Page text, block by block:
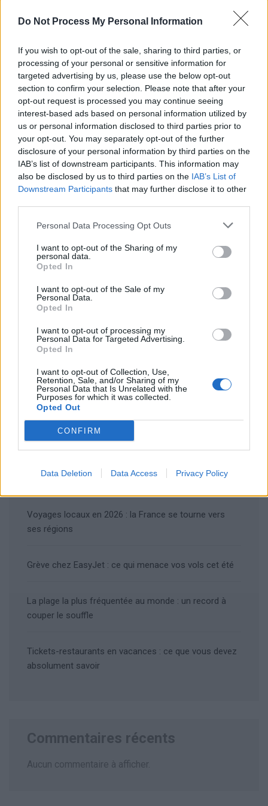
Do Not Process My Personal Information
If you wish to opt-out of the sale, sharing to third parties, or
processing of your personal or sensitive information for
targeted advertising by us, please use the below opt-out
section to confirm your selection. Please note that after your
opt-out request is processed you may continue seeing
interest-based ads based on personal information utilized by
us or personal information disclosed to third parties prior to
your opt-out. You may separately opt-out of the further
disclosure of your personal information by third parties on the
IAB’s list of downstream participants. This information may
also be disclosed by us to third parties on the IAB’s List of
Downstream Participants that may further disclose it to other
Personal Data Processing Opt Outs
I want to opt-out of the Sharing of my
personal data.
Opted In
I want to opt-out of the Sale of my
Personal Data.
Opted In
I want to opt-out of processing my
Personal Data for Targeted Advertising.
Opted In
I want to opt-out of Collection, Use,
Retention, Sale, and/or Sharing of my
Personal Data that Is Unrelated with the
Purposes for which it was collected.
Opted Out
CONFIRM
Data Deletion Data Access Privacy Policy
Test
Nom
Enregistrer mon nom, mon e-mail et mon site dans le
navigateur pour mon prochain commentaire.
Rechercher
Articles récents
romantique des jeunes mariés
Voyages locaux en 2026 : la France se tourne vers
ses régions
Grève chez EasyJet : ce qui menace vos vols cet été
La plage la plus fréquentée au monde : un record à
couper le souffle
Tickets-restaurants en vacances : ce que vous devez
absolument savoir
Commentaires récents
Aucun commentaire à afficher.